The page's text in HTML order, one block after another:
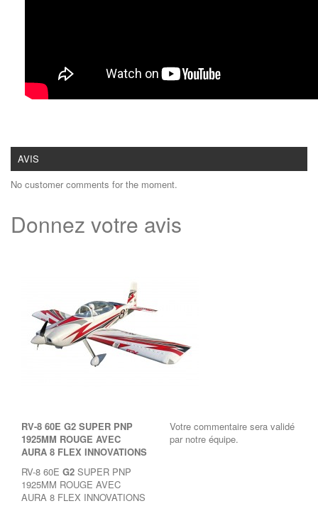
AVIS
No customer comments for the moment.
Donnez votre avis
RV-8 60E G2 SUPER PNP
1925MM ROUGE AVEC
AURA 8 FLEX INNOVATIONS
RV-8 60E G2 SUPER PNP
1925MM ROUGE AVEC
AURA 8 FLEX INNOVATIONS
Votre commentaire sera validé
par notre équipe.